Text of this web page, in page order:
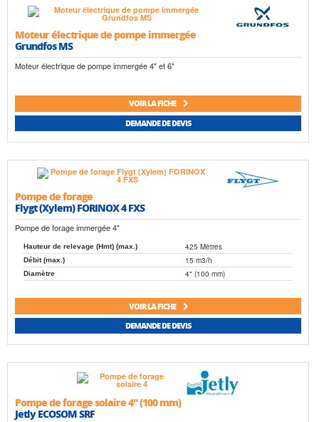
Moteur électrique de pompe immergée
Grundfos MS
Moteur électrique de pompe immergée 4" et 6"
VOIR LA FICHE
DEMANDE DE DEVIS
Pompe de forage
Flygt (Xylem) FORINOX 4 FXS
Pompe de forage immergée 4"
Hauteur de relevage (Hmt) (max.) 425 Mètres
Débit (max.) 15 m3/h
Diamètre 4" (100 mm)
VOIR LA FICHE
DEMANDE DE DEVIS
Pompe de forage solaire 4" (100 mm)
Jetly ECOSOM SRF